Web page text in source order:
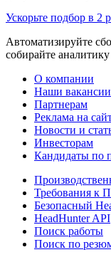
Ускорьте подбор в 2
Автоматизируйте
собирайте
О компании
Наши вакансии
Партнерам
Реклама на
Новости и
Инвесторам
Кандидаты по
Требования к
Безопасный
HeadHunter API
Поиск работы
Поиск по